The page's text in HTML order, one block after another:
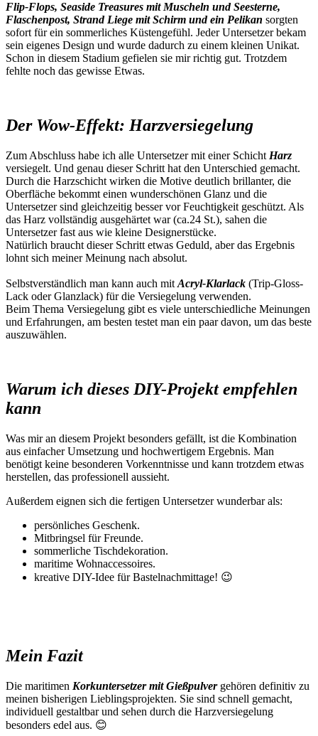
Flip-Flops, Seaside Treasures mit Muscheln und Seesterne,
Flaschenpost, Strand Liege mit Schirm und ein Pelikan sorgten
sofort für ein sommerliches Küstengefühl. Jeder Untersetzer bekam
sein eigenes Design und wurde dadurch zu einem kleinen Unikat.
Schon in diesem Stadium gefielen sie mir richtig gut. Trotzdem
fehlte noch das gewisse Etwas.
Der Wow-Effekt: Harzversiegelung
Zum Abschluss habe ich alle Untersetzer mit einer Schicht Harz
versiegelt. Und genau dieser Schritt hat den Unterschied gemacht.
Durch die Harzschicht wirken die Motive deutlich brillanter, die
Oberfläche bekommt einen wunderschönen Glanz und die
Untersetzer sind gleichzeitig besser vor Feuchtigkeit geschützt. Als
das Harz vollständig ausgehärtet war (ca.24 St.), sahen die
Untersetzer fast aus wie kleine Designerstücke.
Natürlich braucht dieser Schritt etwas Geduld, aber das Ergebnis
lohnt sich meiner Meinung nach absolut.
Selbstverständlich man kann auch mit Acryl-Klarlack (Trip-Gloss-
Lack oder Glanzlack) für die Versiegelung verwenden.
Beim Thema Versiegelung gibt es viele unterschiedliche Meinungen
und Erfahrungen, am besten testet man ein paar davon, um das beste
auszuwählen.
Warum ich dieses DIY-Projekt empfehlen
kann
Was mir an diesem Projekt besonders gefällt, ist die Kombination
aus einfacher Umsetzung und hochwertigem Ergebnis. Man
benötigt keine besonderen Vorkenntnisse und kann trotzdem etwas
herstellen, das professionell aussieht.
Außerdem eignen sich die fertigen Untersetzer wunderbar als:
persönliches Geschenk.
Mitbringsel für Freunde.
sommerliche Tischdekoration.
maritime Wohnaccessoires.
kreative DIY-Idee für Bastelnachmittage! 😉
Mein Fazit
Die maritimen Korkuntersetzer mit Gießpulvergehören definitiv zu
meinen bisherigen Lieblingsprojekten. Sie sind schnell gemacht,
individuell gestaltbar und sehen durch die Harzversiegelung
besonders edel aus. 😊